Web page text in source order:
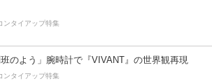
ンタイアップ特集
班のよう」腕時計で『VIVANT』の世界観再現
ンタイアップ特集